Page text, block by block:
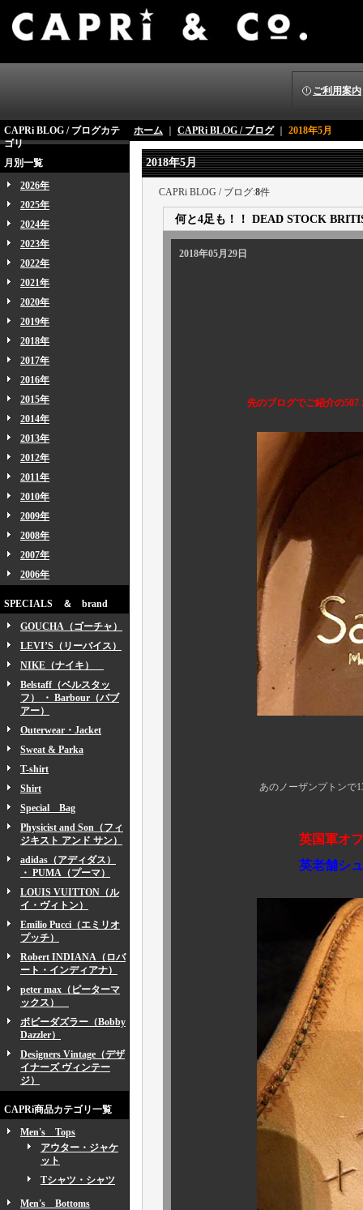
ご利用案内
CAPRi BLOG / ブログカテ
ゴリ
月別一覧
2026年
2025年
2024年
2023年
2022年
2021年
2020年
2019年
2018年
2017年
2016年
2015年
2014年
2013年
2012年
2011年
2010年
2009年
2008年
2007年
2006年
SPECIALS ＆ brand
GOUCHA（ゴーチャ）
LEVI’S（リーバイス）
NIKE（ナイキ）
Belstaff（ベルスタッ
フ） ・ Barbour（バブ
アー）
Outerwear・Jacket
Sweat & Parka
T-shirt
Shirt
Special Bag
Physicist and Son（フィ
ジキスト アンド サン）
adidas（アディダス）
・ PUMA（プーマ）
LOUIS VUITTON（ル
イ・ヴィトン）
Emilio Pucci（エミリオ
プッチ）
Robert INDIANA（ロバ
ート・インディアナ）
peter max（ピーターマ
ックス）
ボビーダズラー（Bobby
Dazzler）
Designers Vintage（デザ
イナーズ ヴィンテー
ジ）
CAPRi商品カテゴリ一覧
Men's Tops
アウター・ジャケ
ット
Tシャツ・シャツ
Men's Bottoms
ホーム CAPRi BLOG / ブログ｜ 2018年5月
2018年5月
CAPRi BLOG / ブログ:8件
何と4足も！！ DEAD STOCK
2018年05月29日
先のブログでご紹介の507ｘｘ2
あのノーザンプトンで130年以
英国軍オフィシャル
英老舗シューメ